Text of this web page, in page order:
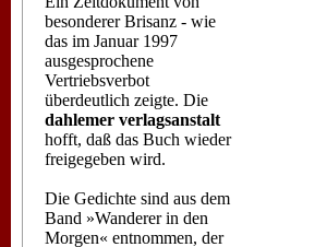
besonderer Brisanz - wie
das im Januar 1997
ausgesprochene
Vertriebsverbot
überdeutlich zeigte. Die
dahlemer verlagsanstalt
hofft, daß das Buch wieder
freigegeben wird.
Die Gedichte sind aus dem
Band »Wanderer in den
Morgen« entnommen, der